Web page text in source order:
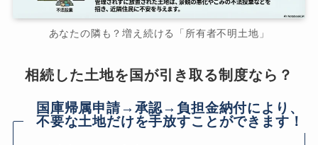
あなたの隣も？増え続ける「所有者不明土地」
相続した土地を国が引き取る制度なら？
国庫帰属申請→承認→負担金納付により、
不要な土地だけを手放すことができます！